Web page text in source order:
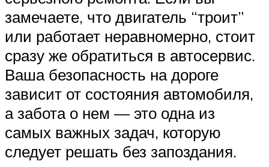
замечаете, что двигатель “троит”
или работает неравномерно, стоит
сразу же обратиться в автосервис.
Ваша безопасность на дороге
зависит от состояния автомобиля,
а забота о нем — это одна из
самых важных задач, которую
следует решать без запоздания.